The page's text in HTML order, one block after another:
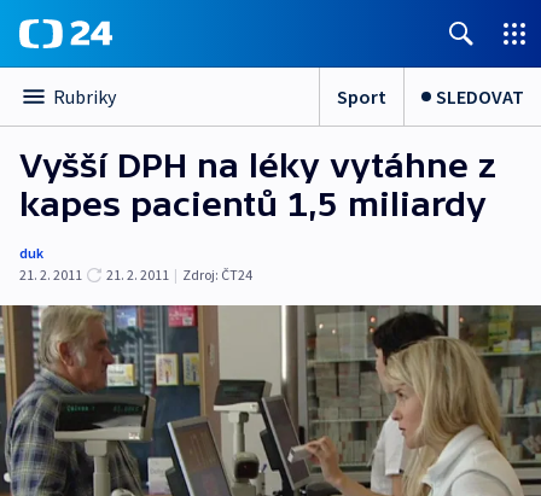
Rubriky Sport SLEDOVAT
Vyšší DPH na léky vytáhne z
kapes pacientů 1,5 miliardy
duk
21. 2. 2011
21. 2. 2011 | Zdroj: ČT24